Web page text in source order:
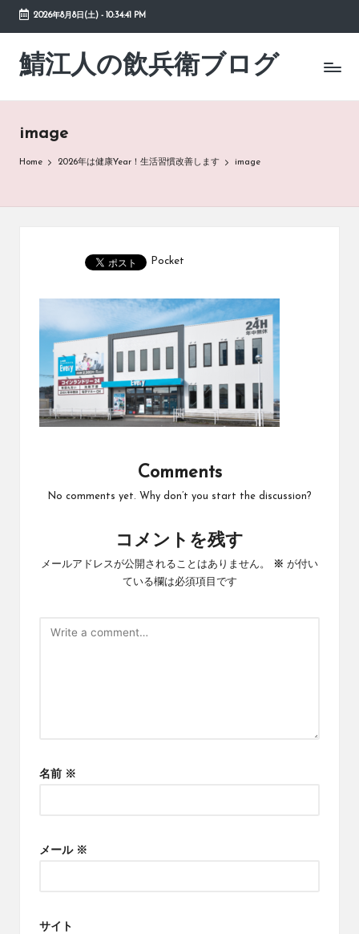
Skip
content
2026年8月8日(土)- 10:34:41 PM
鯖江人の飲兵衛ブログ
日々
の
草
image
Home 2026年は健康Year！生活習慣改善します image
Pocket
Comments
No comments yet. Why don’t you start the discussion?
コメントを残す
メールアドレスが公開されることはありません。 ※ が付い
ている欄は必須項目です
名前 ※
メール ※
サイト